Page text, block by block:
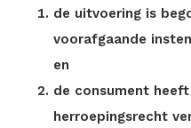
de uitvoering is
voorafgaande
en
de consument
herroepingsrecht